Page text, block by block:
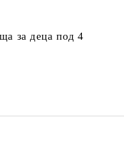
за деца под 4